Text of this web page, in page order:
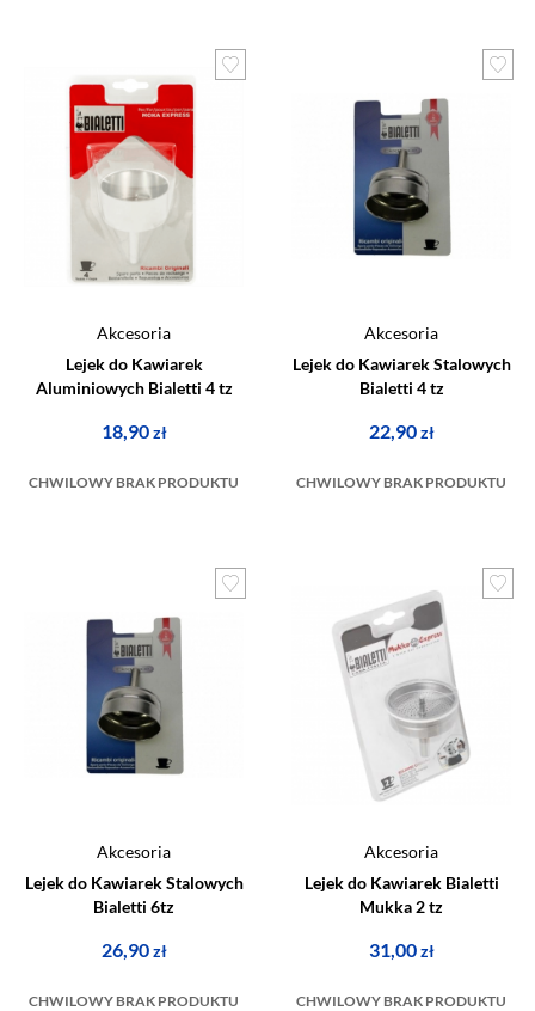
Akcesoria
Lejek do Kawiarek
Aluminiowych Bialetti 4 tz
18,90zł
CHWILOWY BRAK PRODUKTU
Akcesoria
Lejek do Kawiarek Stalowych
Bialetti 4 tz
22,90zł
CHWILOWY BRAK PRODUKTU
Akcesoria
Lejek do Kawiarek Stalowych
Bialetti 6tz
26,90zł
CHWILOWY BRAK PRODUKTU
Akcesoria
Lejek do Kawiarek Bialetti
Mukka 2 tz
31,00zł
CHWILOWY BRAK PRODUKTU